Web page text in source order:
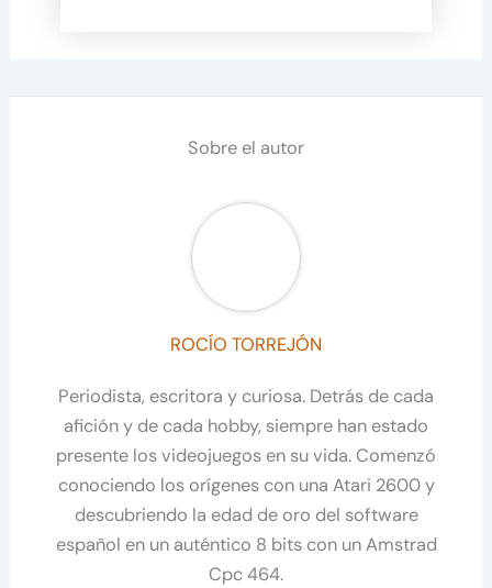
Sobre el autor
ROCÍO TORREJÓN
Periodista, escritora y curiosa. Detrás de cada
afición y de cada hobby, siempre han estado
presente los videojuegos en su vida. Comenzó
conociendo los orígenes con una Atari 2600 y
descubriendo la edad de oro del software
español en un auténtico 8 bits con un Amstrad
Cpc 464.